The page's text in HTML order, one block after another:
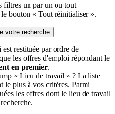
filtres un par un ou tout
bouton « Tout réinitialiser ».
votre recherche
restituée par ordre de
les offres d'emploi répondant le
en premier.
« Lieu de travail » ? La liste
le plus à vos critères. Parmi
les offres dont le lieu de travail